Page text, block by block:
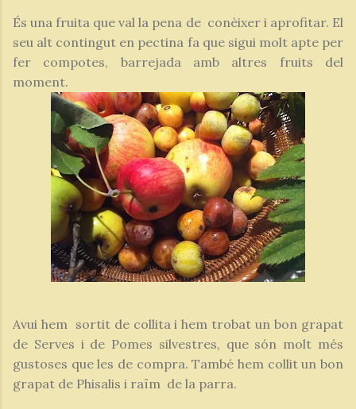
És una fruita que val la pena de conèixer i aprofitar. El
seu alt contingut en pectina fa que sigui molt apte per
fer compotes, barrejada amb altres fruits del
moment.
Avui hem sortit de collita i hem trobat un bon grapat
de Serves i de Pomes silvestres, que són molt més
gustoses que les de compra. També hem collit un bon
grapat de Phisalis i raïm de la parra.